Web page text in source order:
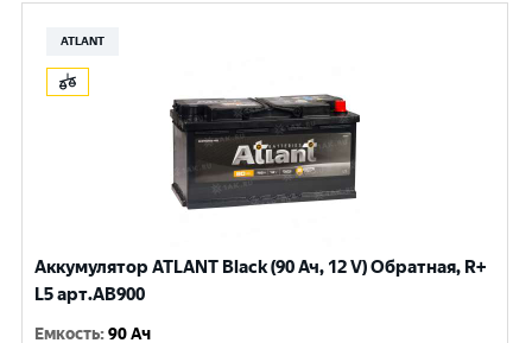
ATLANT
Аккумулятор ATLANT Black (90 Ач, 12 V) Обратная, R+
L5 арт.AB900
Емкость:90 Ач